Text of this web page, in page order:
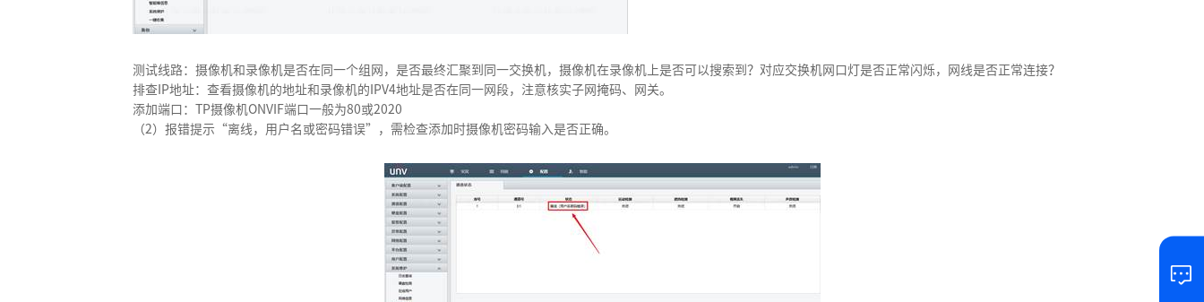
测试线路：摄像机和录像机是否在同一个组网，是否最终汇聚到同一交换机，摄像机在录像机上是否可以搜索到？对应交换机网口灯是否正常闪烁，网线是否正常连接？
排查IP地址：查看摄像机的地址和录像机的IPV4地址是否在同一网段，注意核实子网掩码、网关。
添加端口：TP摄像机ONVIF端口一般为80或2020
（2）报错提示“离线，用户名或密码错误”，需检查添加时摄像机密码输入是否正确。